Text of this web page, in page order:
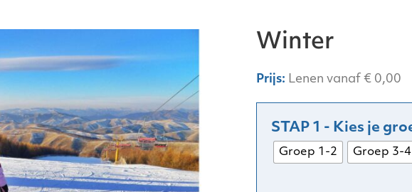
Winter
Lenen vanaf € 0,00
Groep 1-2 Groep 3-4